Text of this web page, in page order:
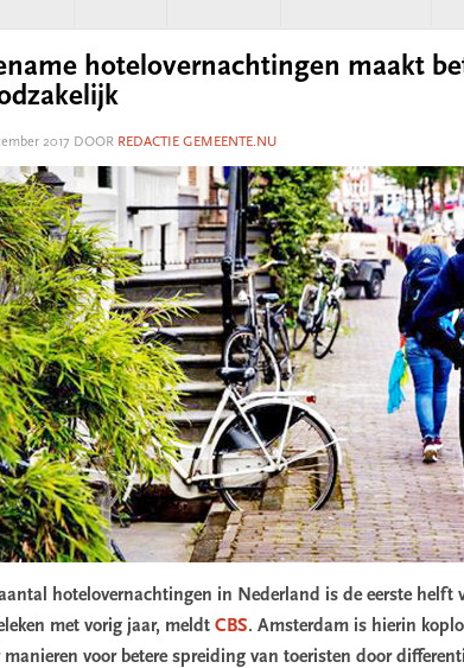
hotelovernachtingen maakt
2017 DOOR REDACTIE GEMEENTE.NU
hotelovernachtingen in Nederland is de eerste helft
met vorig jaar, meldt CBS. Amsterdam is hierin
manieren voor betere spreiding van toeristen
SEGMENT